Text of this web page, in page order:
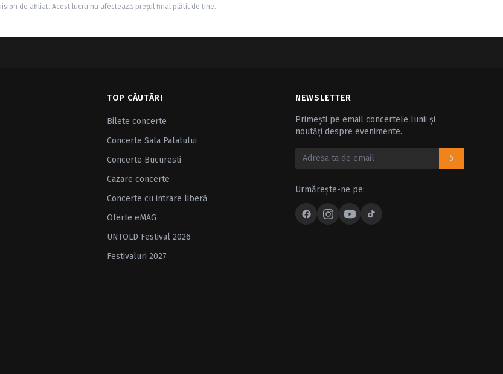
de afiliat. Acest lucru nu afectează prețul final plătit de tine.
TOP CĂUTĂRI
Bilete concerte
Concerte Sala Palatului
Concerte Bucuresti
Cazare concerte
Concerte cu intrare liberă
Oferte eMAG
UNTOLD Festival 2026
Festivaluri 2027
NEWSLETTER
Primești pe email concertele lunii și
noutăți despre evenimente.
Urmărește-ne pe: